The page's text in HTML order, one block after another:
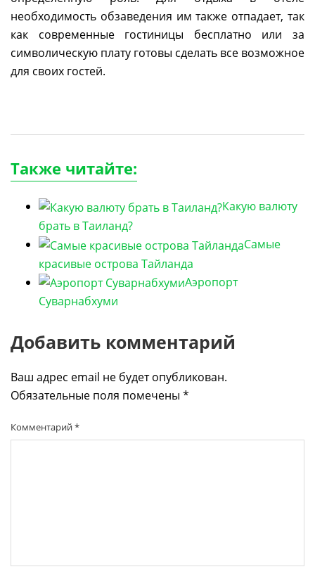
необходимость обзаведения им также отпадает, так
как современные гостиницы бесплатно или за
символическую плату готовы сделать все возможное
для своих гостей.
Также читайте:
Какую валюту
брать в Таиланд?
Самые
красивые острова Тайланда
Аэропорт
Суварнабхуми
Добавить комментарий
Ваш адрес email не будет опубликован.
Обязательные поля помечены *
Комментарий*